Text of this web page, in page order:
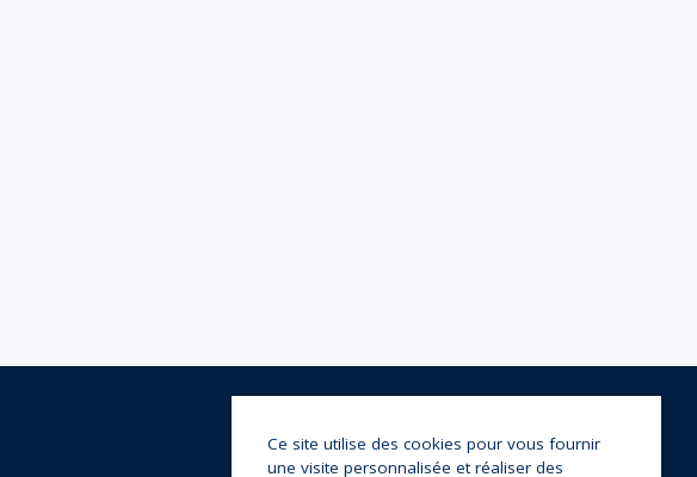
Ce site utilise des cookies pour vous fournir
une visite personnalisée et réaliser des